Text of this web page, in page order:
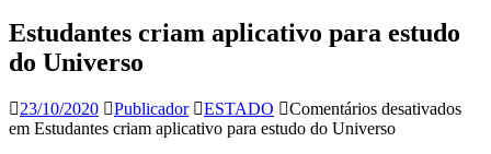
Estudantes criam aplicativo para estudo
do Universo
23/10/2020 Publicador ESTADO
Comentários desativados
em Estudantes criam aplicativo para estudo do Universo